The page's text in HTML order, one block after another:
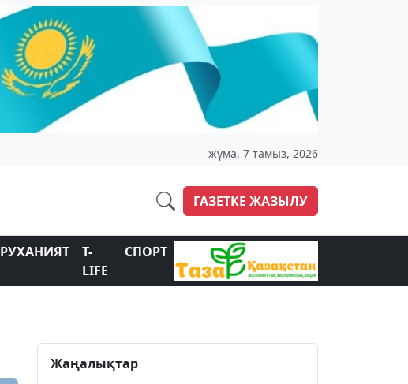
жұма, 7 тамыз, 2026
ГАЗЕТКЕ ЖАЗЫЛУ
РУХАНИЯТ
T-
LIFE
СПОРТ
Жаңалықтар